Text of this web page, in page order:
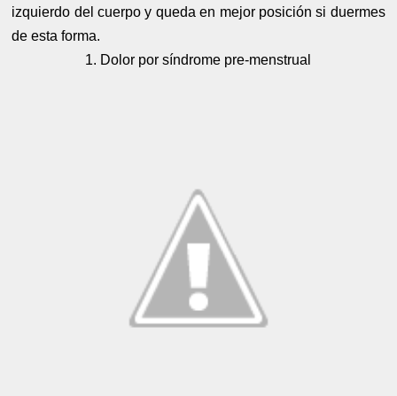
izquierdo del cuerpo y queda en mejor posición si duermes
de esta forma.
1. Dolor por síndrome pre-menstrual